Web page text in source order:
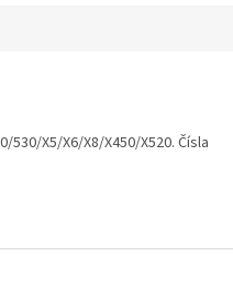
X5/X6/X8/X450/X520. Čísla